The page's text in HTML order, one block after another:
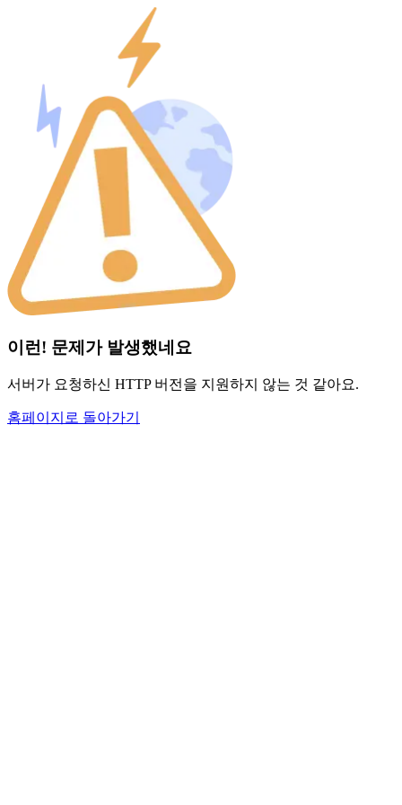
이런! 문제가 발생했네요
서버가 요청하신 HTTP 버전을 지원하지 않는 것 같아요.
홈페이지로 돌아가기